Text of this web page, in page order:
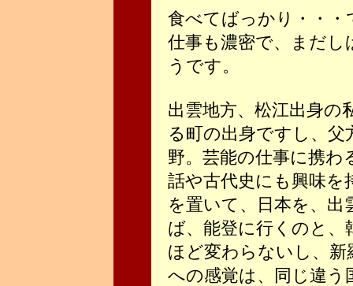
食べてばっかり・・
仕事も濃密で、まだ
うです。
出雲地方、松江出身の
る町の出身ですし、父
野。芸能の仕事に携わ
話や古代史にも興味を
を置いて、日本を、
ば、能登に行くのと
ほど変わらないし、新
への感覚は、同じ違う